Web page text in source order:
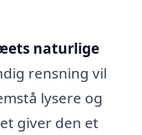
naturlige
rensning vil
lysere og
giver den et